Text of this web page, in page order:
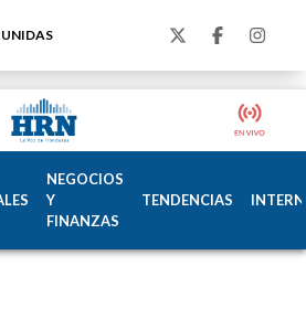
NEGOCIOS
Y
FINANZAS
TENDENCIAS